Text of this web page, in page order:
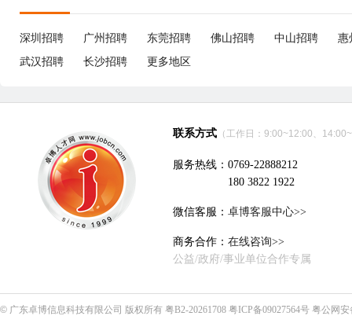
深圳招聘 广州招聘 东莞招聘 佛山招聘 中山招聘
惠
武汉招聘
长沙招聘 更多地区
联系方式 （工作日：9:00~12:00、
服务热线：0769-22888212
180 3822 1922
微信客服： 卓博客服中心>>
商务合作： 在线咨询>>
公益/政府/事业单位合作专属
© 广东卓博信息科技有限公司 版权所有 粤B2-20261708 粤ICP备09027564号 粤公网安